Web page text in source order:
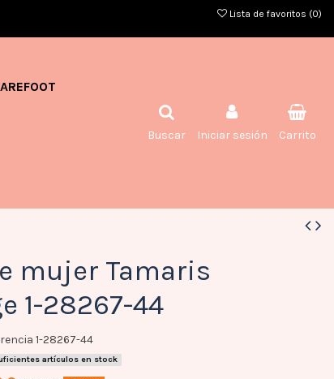
Lista de favoritos (0)
Buscar Iniciar sesión Carrito
mujer Tamaris
1-28267-44
1-28267-44
artículos en stock